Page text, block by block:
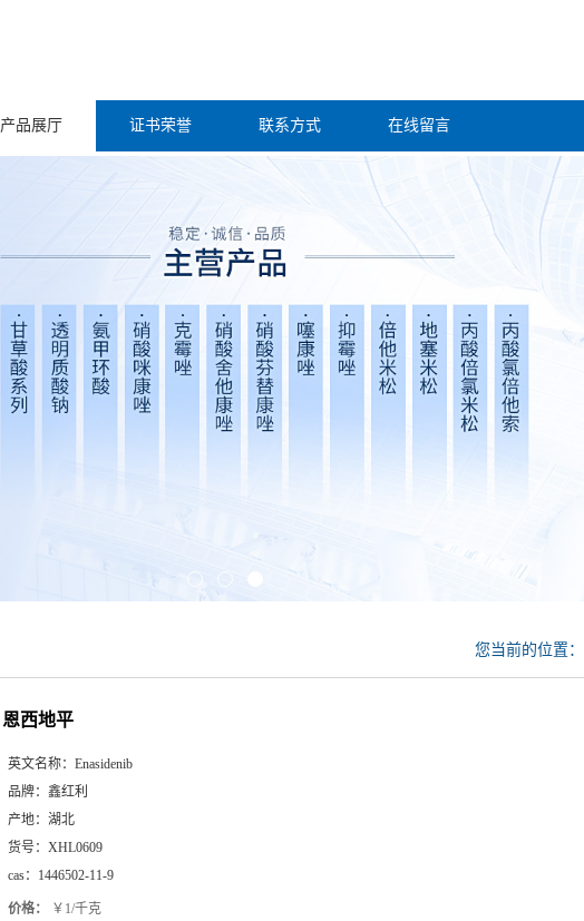
产品展厅 证书荣誉 联系方式 在线留言
您当前的位置：
恩西地平
英文名称： Enasidenib
品牌： 鑫红利
产地： 湖北
货号： XHL0609
cas： 1446502-11-9
价格： ￥1/千克